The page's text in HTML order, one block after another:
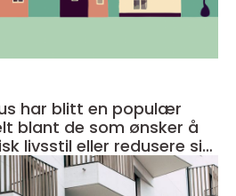
har blitt en populær
blant de som ønsker å
livsstil eller redusere sitt